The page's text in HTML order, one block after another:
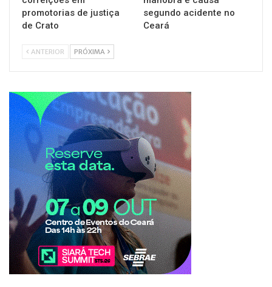
promotorias de justiça
de Crato
segundo acidente no
Ceará
ANTERIOR PRÓXIMA